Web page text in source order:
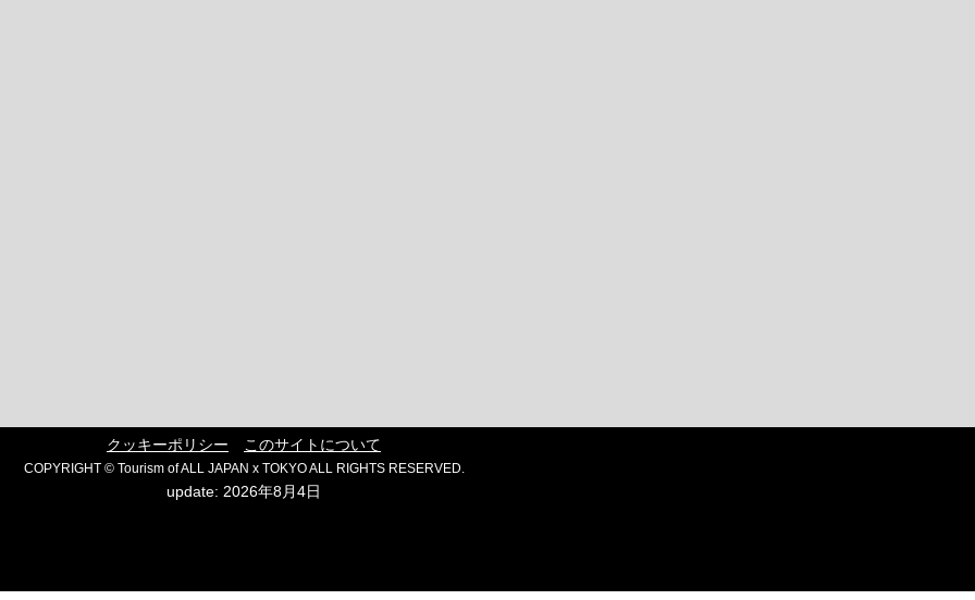
クッキーポリシー このサイトについて
COPYRIGHT © Tourism of ALL JAPAN x TOKYO ALL RIGHTS RESERVED.
update: 2026年8月4日